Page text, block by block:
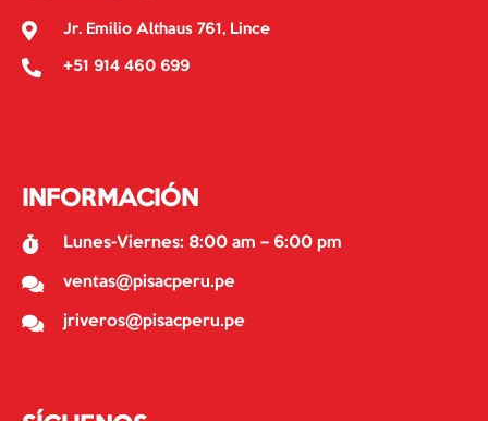
Jr. Emilio Althaus 761, Lince
+51 914 460 699
INFORMACIÓN
Lunes-Viernes: 8:00 am – 6:00 pm
ventas@pisacperu.pe
jriveros@pisacperu.pe